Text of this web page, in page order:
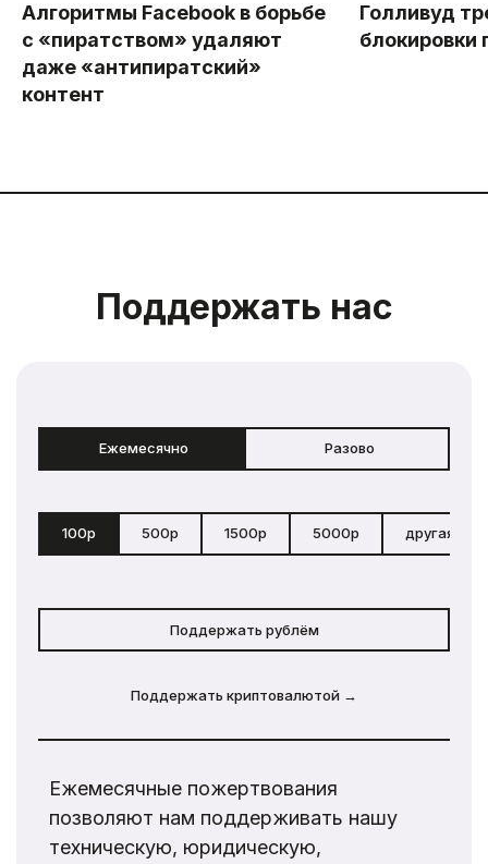
Алгоритмы Facebook в борьбе
с «пиратством» удаляют
даже «антипиратский»
контент
Голливуд
блокировки
Поддержать нас
Ежемесячно Разово
100р 500р 1500р 5000р другая
Поддержать рублём
Поддержать криптовалютой →
Ежемесячные пожертвования
позволяют нам поддерживать нашу
техническую, юридическую,